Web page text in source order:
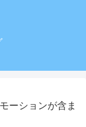
ーションが含ま